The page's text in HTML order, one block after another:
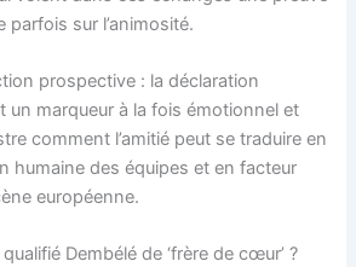
parfois sur l’animosité.
prospective : la déclaration
un marqueur à la fois émotionnel et
comment l’amitié peut se traduire en
humaine des équipes et en facteur
européenne.
Dembélé de ‘frère de cœur’ ?